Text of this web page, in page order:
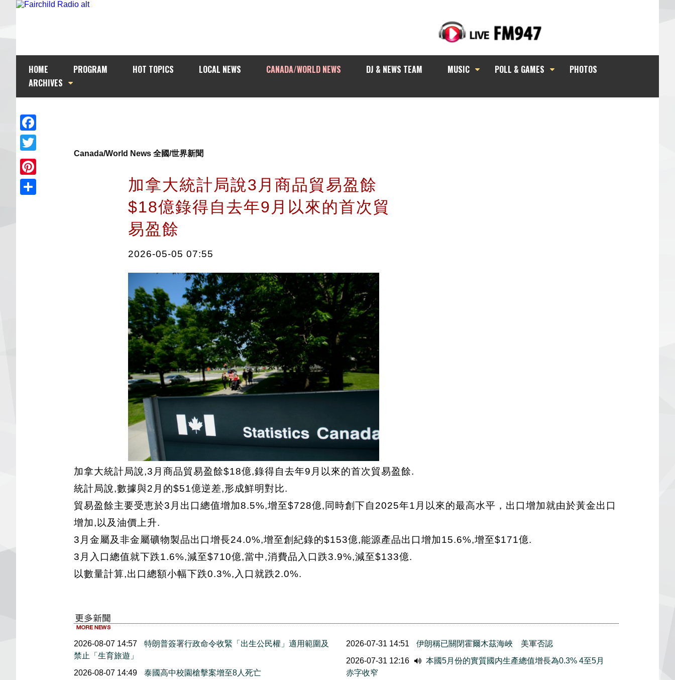
HOME PROGRAM HOT TOPICS LOCAL NEWS CANADA/WORLD NEWS DJ & NEWS TEAM MUSIC POLL & GAMES
PHOTOS
ARCHIVES
Facebook
Twitter
Pinterest
Canada/World News 全國/世界新聞
加拿大統計局說3月商品貿易盈餘
$18億錄得自去年9月以來的首次貿
易盈餘
2026-05-05 07:55
加拿大統計局說,3月商品貿易盈餘$18億,錄得自去年9月以來的首次貿易盈餘.
統計局說,數據與2月的$51億逆差,形成鮮明對比.
貿易盈餘主要受恵於3月出口總值增加8.5%,增至$728億,同時創下自2025年1月以來的最高水平，出口增加就由於黃金出口
增加,以及油價上升.
3月金屬及非金屬礦物製品出口增長24.0%,增至創紀錄的$153億,能源產品出口增加15.6%,增至$171億.
3月入口總值就下跌1.6%,減至$710億,當中,消費品入口跌3.9%,減至$133億.
以數量計算,出口總額小幅下跌0.3%,入口就跌2.0%.
2026-08-07 14:57
特朗普簽署行政命令收緊「出生公民權」適用範圍及
禁止「生育旅遊」
2026-08-07 14:49
泰國高中校園槍擊案增至8人死亡
2026-07-31 14:51
伊朗稱已關閉霍爾木茲海峽 美軍否認
2026-07-31 12:16
本國5月份的實質國内生產總值增長為0.3% 4至5月
赤字收窄